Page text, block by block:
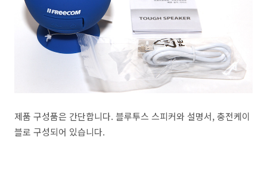
제품 구성품은 간단합니다. 블루투스 스피커와 설명서, 충전케이
블로 구성되어 있습니다.